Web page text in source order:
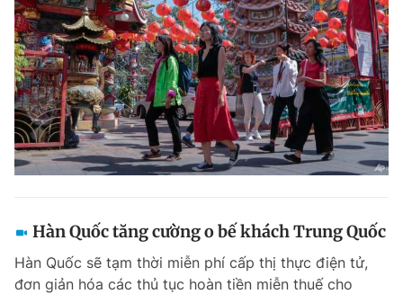
Hàn Quốc tăng cường o bế khách Trung Quốc
Hàn Quốc sẽ tạm thời miễn phí cấp thị thực điện tử,
đơn giản hóa các thủ tục hoàn tiền miễn thuế cho